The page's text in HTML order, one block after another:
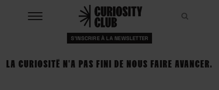
S'INSCRIRE À LA NEWSLETTER
LA CURIOSITÉ N'A PAS FINI DE NOUS FAIRE AVANCER.